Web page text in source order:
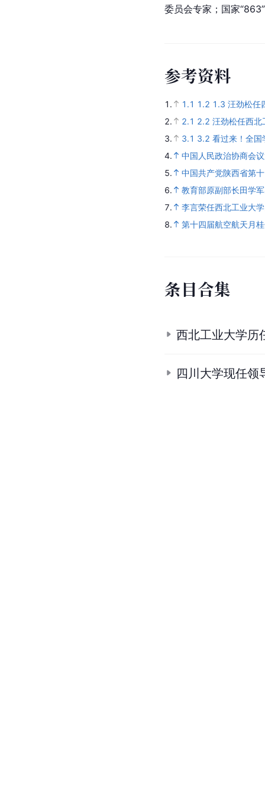
委员会专家；国家
参考资料
1. 1.1 1.2 1.3 汪劲松任
2.
2.1 2.2 汪劲松任西北
3.
3.1 3.2 看过来！全国
4.
中国人民政治协商会
5.
中国共产党陕西省第
6.
教育部原副部长田学
7.
李言荣任西北工业大
8.
第十四届航空航天月
条目合集
西北工业大学历
四川大学现任领